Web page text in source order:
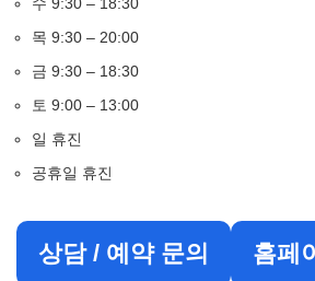
목 9:30 – 20:00
금 9:30 – 18:30
토 9:00 – 13:00
일 휴진
공휴일 휴진
상담 / 예약 문의 홈페